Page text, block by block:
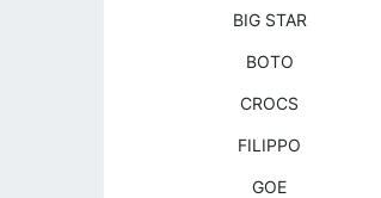
BIG STAR
BOTO
CROCS
FILIPPO
GOE